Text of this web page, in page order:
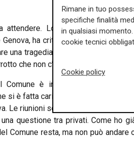
Lorenza Rosso,
ha criticato duramente le
una tragedia come questa per fare
che non c’è mai stato'.”
Comune è intervenuto fin da
si è fatta carico dell’accoglienza
Le riunioni sono state numerose e
questione tra privati. Come ho
Comune resta, ma non può
Rimane in tuo
specifiche finalità
in qualsiasi
cookie tecnici
Cookie policy